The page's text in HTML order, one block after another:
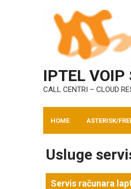
IPTEL VOIP
CALL CENTRI – CLOUD
HOME ASTERISK/
Usluge
Servis računara